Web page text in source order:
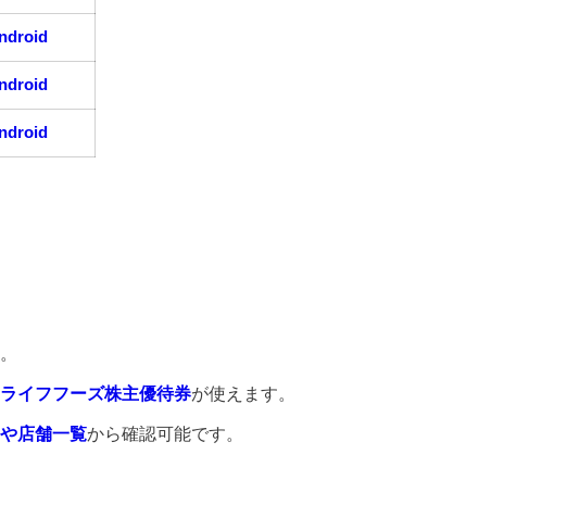
ライフフーズ株主優待券が使えます。
店舗一覧から確認可能です。